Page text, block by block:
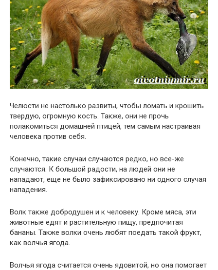
Челюсти не настолько развиты, чтобы ломать и крошить
твердую, огромную кость. Также, они не прочь
полакомиться домашней птицей, тем самым настраивая
человека против себя.
Конечно, такие случаи случаются редко, но все-же
случаются. К большой радости, на людей они не
нападают, еще не было зафиксировано ни одного случая
нападения.
Волк также добродушен и к человеку. Кроме мяса, эти
животные едят и растительную пищу, предпочитая
бананы. Также волки очень любят поедать такой фрукт,
как волчья ягода.
Волчья ягода считается очень ядовитой, но она помогает